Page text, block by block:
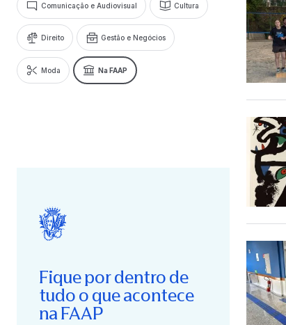
Comunicação e Audiovisual Cultura
Direito Gestão e Negócios
Moda Na FAAP
Fique por dentro de
tudo o que acontece
na FAAP